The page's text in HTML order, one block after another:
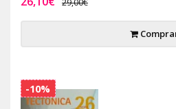
29,00€
-10%